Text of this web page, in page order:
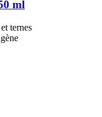
ml
ternes